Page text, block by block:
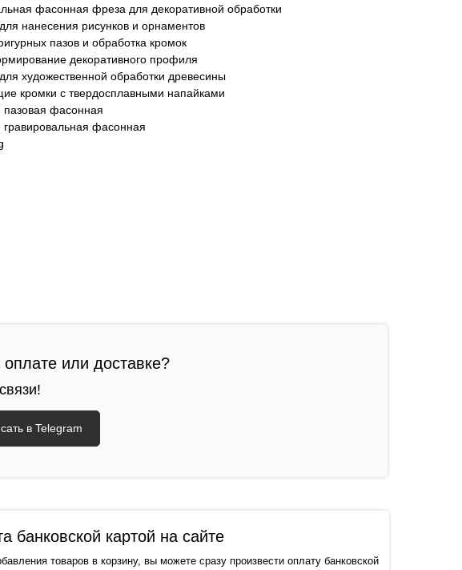
фасонная фреза для декоративной обработки
нанесения рисунков и орнаментов
пазов и обработка кромок
декоративного профиля
художественной обработки древесины
кромки с твердосплавными напайками
фасонная
фасонная
или доставке?
в Telegram
банковской картой на сайте
товаров в корзину, вы можете сразу произвести оплату банковской